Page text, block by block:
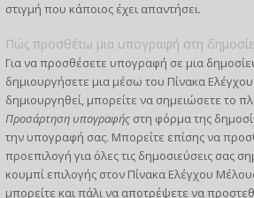
στιγμή που κάποιος έχει απαντήσει.
Πώς προσθέτω μια υπογραφή στη
Για να προσθέσετε υπογραφή σε μια
δημιουργήσετε μια μέσω του Πίνακα
δημιουργηθεί, μπορείτε να σημειώσετε το
Προσάρτηση υπογραφής στη φόρμα της
την υπογραφή σας. Μπορείτε επίσης να
προεπιλογή για όλες τις δημοσιεύσεις σας
κουμπί επιλογής στον Πίνακα Ελέγχου
μπορείτε και πάλι να αποτρέψετε να